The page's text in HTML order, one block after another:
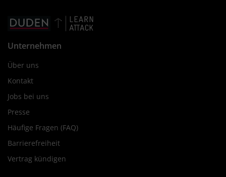
Unternehmen
Über uns
Kontakt
Jobs bei uns
Presse
Häufige Fragen (FAQ)
Barrierefreiheit
Vertrag kündigen